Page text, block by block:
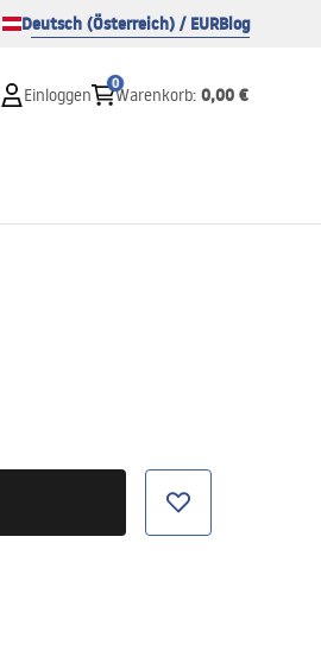
Deutsch (Österreich) / EURBlog
Einloggen
0
Warenkorb: 0,00 €